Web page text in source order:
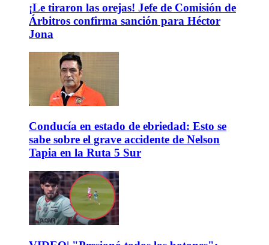
¡Le tiraron las orejas! Jefe de Comisión de
Árbitros confirma sanción para Héctor
Jona
Conducía en estado de ebriedad: Esto se
sabe sobre el grave accidente de Nelson
Tapia en la Ruta 5 Sur